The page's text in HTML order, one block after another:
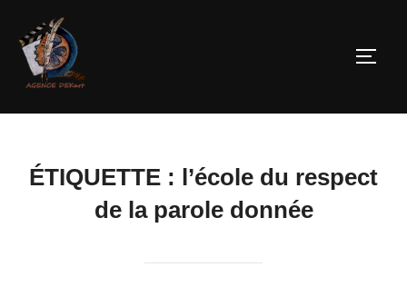
ÉTIQUETTE : l’école du respect
de la parole donnée